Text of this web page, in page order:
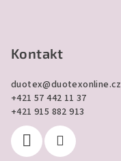
Kontakt
duotex@duotexonline.cz
+421 57 442 11 37
+421 915 882 913